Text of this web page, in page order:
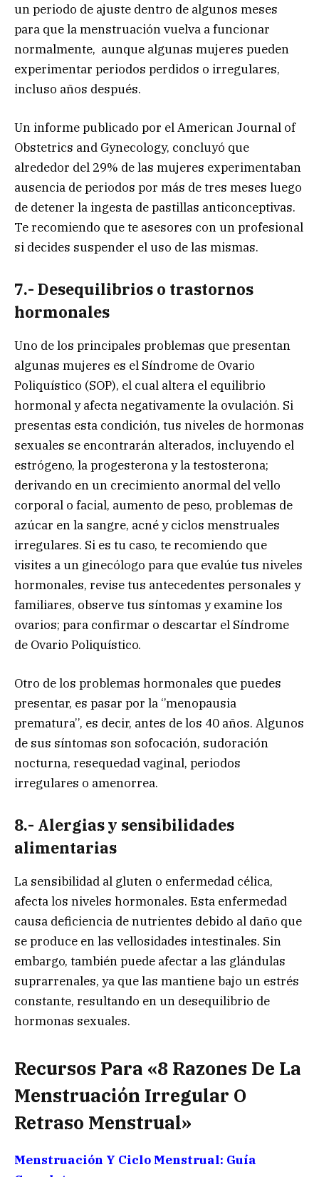
un periodo de ajuste dentro de algunos meses
para que la menstruación vuelva a funcionar
normalmente, aunque algunas mujeres pueden
experimentar periodos perdidos o irregulares,
incluso años después.
Un informe publicado por el American Journal of
Obstetrics and Gynecology, concluyó que
alrededor del 29% de las mujeres experimentaban
ausencia de periodos por más de tres meses luego
de detener la ingesta de pastillas anticonceptivas.
Te recomiendo que te asesores con un profesional
si decides suspender el uso de las mismas.
7.- Desequilibrios o trastornos
hormonales
Uno de los principales problemas que presentan
algunas mujeres es el Síndrome de Ovario
Poliquístico (SOP), el cual altera el equilibrio
hormonal y afecta negativamente la ovulación. Si
presentas esta condición, tus niveles de hormonas
sexuales se encontrarán alterados, incluyendo el
estrógeno, la progesterona y la testosterona;
derivando en un crecimiento anormal del vello
corporal o facial, aumento de peso, problemas de
azúcar en la sangre, acné y ciclos menstruales
irregulares. Si es tu caso, te recomiendo que
visites a un ginecólogo para que evalúe tus niveles
hormonales, revise tus antecedentes personales y
familiares, observe tus síntomas y examine los
ovarios; para confirmar o descartar el Síndrome
de Ovario Poliquístico.
Otro de los problemas hormonales que puedes
presentar, es pasar por la ‘’menopausia
prematura’’, es decir, antes de los 40 años. Algunos
de sus síntomas son sofocación, sudoración
nocturna, resequedad vaginal, periodos
irregulares o amenorrea.
8.- Alergias y sensibilidades
alimentarias
La sensibilidad al gluten o enfermedad célica,
afecta los niveles hormonales. Esta enfermedad
causa deficiencia de nutrientes debido al daño que
se produce en las vellosidades intestinales. Sin
embargo, también puede afectar a las glándulas
suprarrenales, ya que las mantiene bajo un estrés
constante, resultando en un desequilibrio de
hormonas sexuales.
Recursos Para «8 Razones De La
Menstruación Irregular O
Retraso Menstrual»
Menstruación Y Ciclo Menstrual: Guía